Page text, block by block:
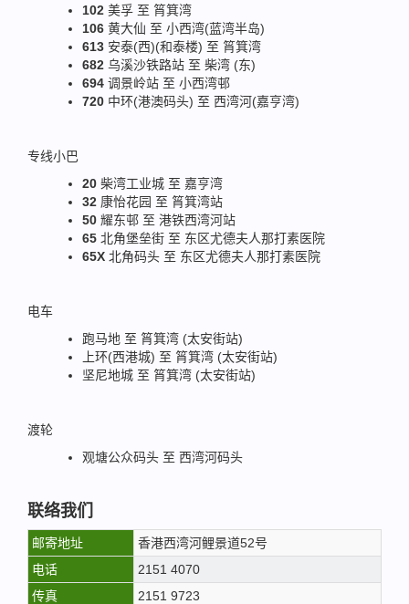
102 美孚 至 筲箕湾
106 黄大仙 至 小西湾(蓝湾半岛)
613 安泰(西)(和泰楼) 至 筲箕湾
682 乌溪沙铁路站 至 柴湾 (东)
694 调景岭站 至 小西湾邨
720 中环(港澳码头) 至 西湾河(嘉亨湾)
专线小巴
20 柴湾工业城 至 嘉亨湾
32 康怡花园 至 筲箕湾站
50 耀东邨 至 港铁西湾河站
65 北角堡垒街 至 东区尤德夫人那打素医院
65X 北角码头 至 东区尤德夫人那打素医院
电车
跑马地 至 筲箕湾 (太安街站)
上环(西港城) 至 筲箕湾 (太安街站)
坚尼地城 至 筲箕湾 (太安街站)
渡轮
观塘公众码头 至 西湾河码头
联络我们
邮寄地址
香港西湾河鲤景道52号
电话
2151 4070
传真
2151 9723